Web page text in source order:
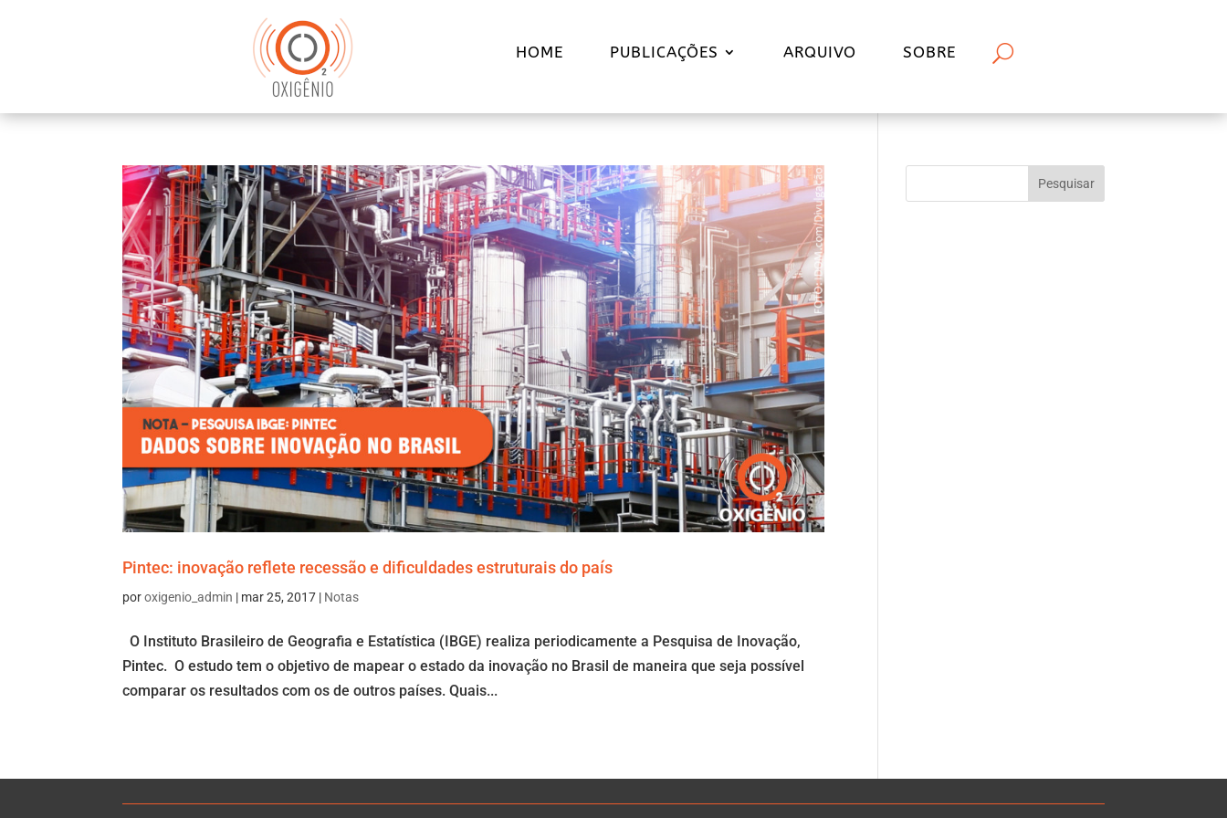
HOME PUBLICAÇÕES ARQUIVO SOBRE
Pintec: inovação reflete recessão e dificuldades estruturais do país
poroxigenio_admin | mar 25, 2017 | Notas
O Instituto Brasileiro de Geografia e Estatística (IBGE) realiza periodicamente a Pesquisa de Inovação,
Pintec. O estudo tem o objetivo de mapear o estado da inovação no Brasil de maneira que seja possível
comparar os resultados com os de outros países. Quais...